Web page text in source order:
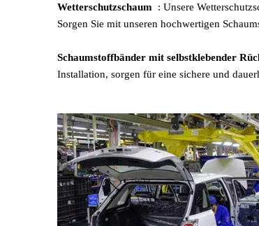
Wetterschutzschaum
: Unsere
Sorgen Sie mit unseren hochwertigen
Schaumstoffbänder mit selbstklebender
Installation, sorgen für eine sichere und